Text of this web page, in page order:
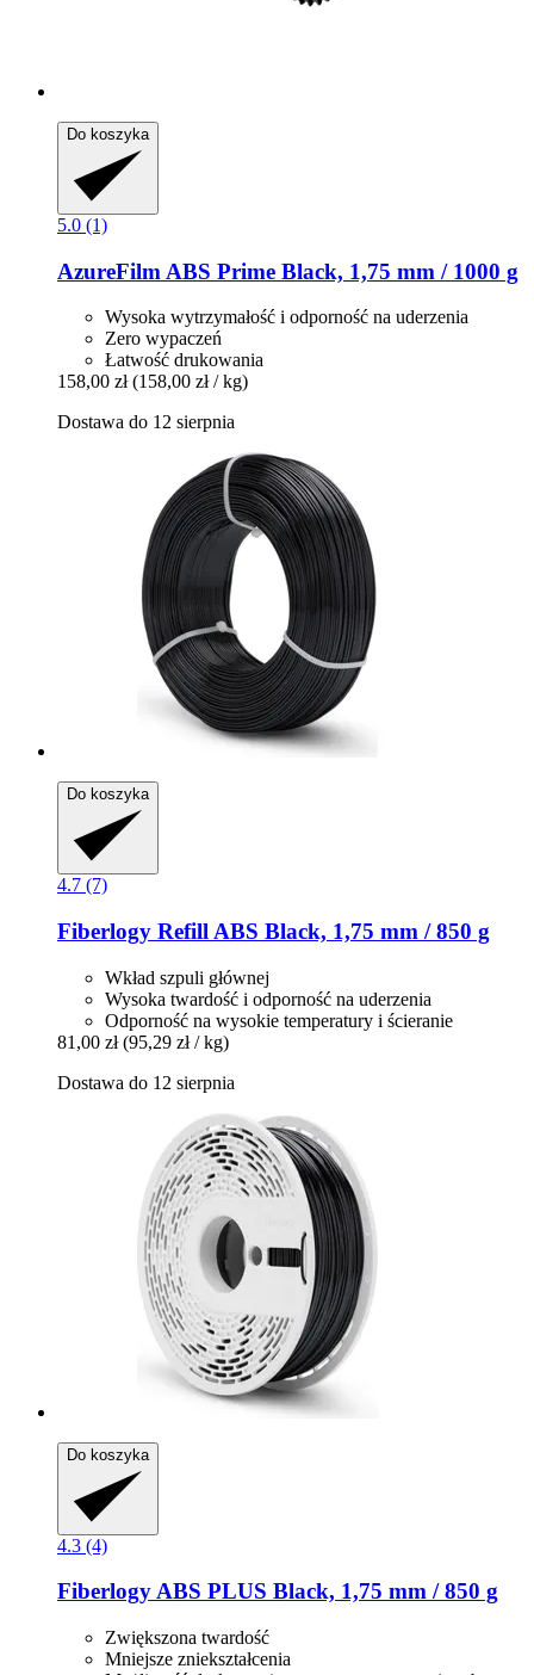
Do koszyka
5.0 (1)
AzureFilm ABS Prime Black, 1,75 mm / 1000 g
Wysoka wytrzymałość i odporność na uderzenia
Zero wypaczeń
Łatwość drukowania
158,00 zł (158,00 zł / kg)
Dostawa do 12 sierpnia
Do koszyka
4.7 (7)
Fiberlogy Refill ABS Black, 1,75 mm / 850 g
Wkład szpuli głównej
Wysoka twardość i odporność na uderzenia
Odporność na wysokie temperatury i ścieranie
81,00 zł (95,29 zł / kg)
Dostawa do 12 sierpnia
Do koszyka
4.3 (4)
FiberlogyABS PLUS Black, 1,75 mm / 850 g
Zwiększona twardość
Mniejsze zniekształcenia